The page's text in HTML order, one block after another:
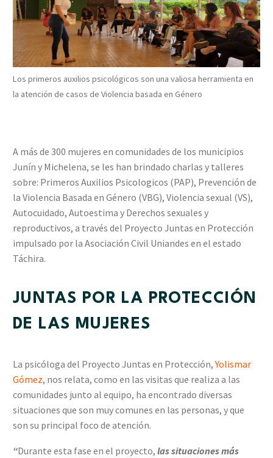
Los primeros auxilios psicológicos son una valiosa herramienta en
la atención de casos de Violencia basada en Género
A más de 300 mujeres en comunidades de los municipios
Junín y Michelena, se les han brindado charlas y talleres
sobre: Primeros Auxilios Psicologicos (PAP), Prevención de
la Violencia Basada en Género (VBG), Violencia sexual (VS),
Autocuidado, Autoestima y Derechos sexuales y
reproductivos, a través del Proyecto Juntas en Protección
impulsado por la Asociación Civil Uniandes en el estado
Táchira.
JUNTAS POR LA PROTECCIÓN
DE LAS MUJERES
La psicóloga del Proyecto Juntas en Protección,Yolismar
Gómez, nos relata, como en las visitas que realiza a las
comunidades junto al equipo, ha encontrado diversas
situaciones que son muy comunes en las personas, y que
son su principal foco de atención.
“Durante esta fase en el proyecto, las situaciones más